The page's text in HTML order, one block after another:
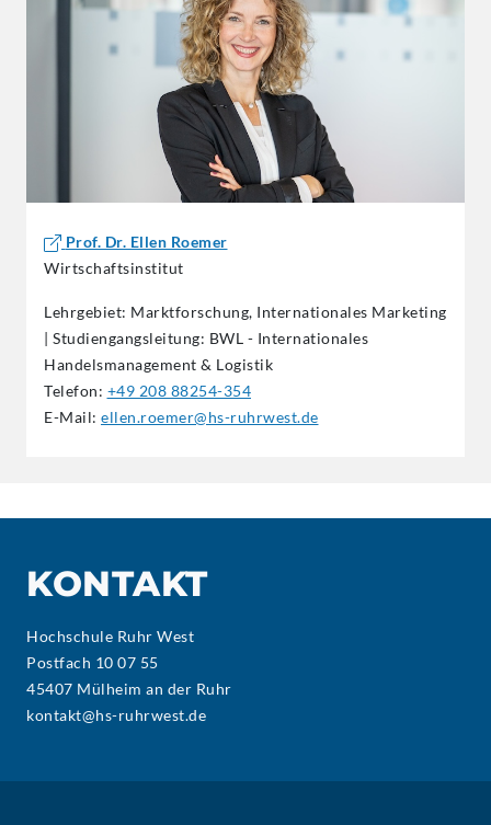
Prof. Dr. Ellen Roemer
Wirtschaftsinstitut
Lehrgebiet: Marktforschung, Internationales Marketing
| Studiengangsleitung: BWL - Internationales
Handelsmanagement & Logistik
Telefon: +49 208 88254-354
E-Mail: ellen.roemer@hs-ruhrwest.de
KONTAKT
Hochschule Ruhr West
Postfach 10 07 55
45407 Mülheim an der Ruhr
kontakt@hs-ruhrwest.de